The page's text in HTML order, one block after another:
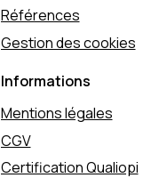
Références
Gestion des cookies
Informations
Mentions légales
CGV
Certification Qualiopi